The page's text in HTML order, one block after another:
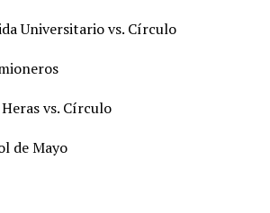
Universitario vs. Círculo
vs. Círculo
de Mayo